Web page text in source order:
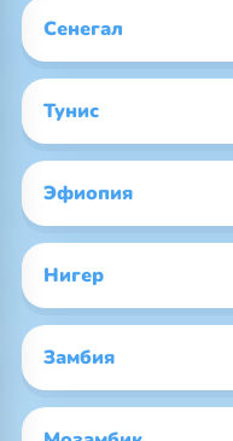
Сенегал
Тунис
Эфиопия
Нигер
Замбия